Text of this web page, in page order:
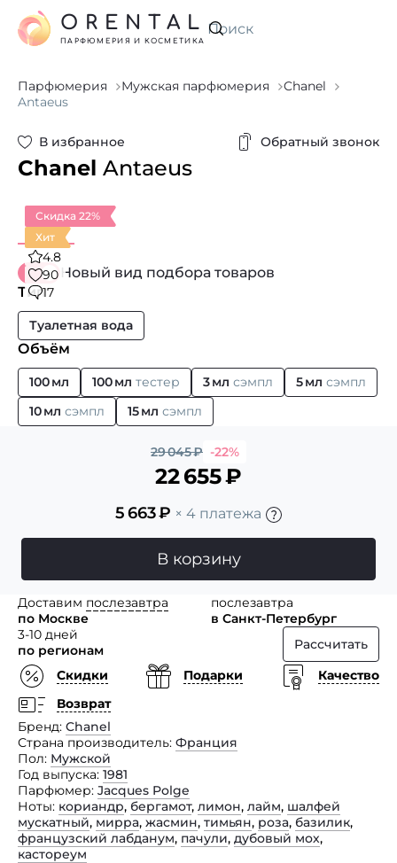
Искать
ORENTAL
ПАРФЮМЕРИЯ И КОСМЕТИКА
Парфюмерия Мужская парфюмерия
Chanel
Antaeus
В избранное Обратный звонок
Chanel Antaeus
Скидка 22%
Хит
4.8
90
17
Новый вид подбора товаров
Тип
Туалетная вода
Объём
100 мл 100 мл тестер 3 мл сэмпл 5 мл сэмпл
10 мл сэмпл 15 мл сэмпл
29 045₽ -22%
22 655₽
5 663₽ × 4 платежа
В корзину
Доставим послезавтра
по Москве
послезавтра
в Санкт-Петербург
3-10 дней
по регионам
Рассчитать
Скидки
Подарки
Качество
Возврат
Бренд Chanel
Страна производитель Франция
Пол Мужской
Год выпуска 1981
Парфюмер Jacques Polge
Ноты кориандр, бергамот, лимон, лайм, шалфей
мускатный, мирра, жасмин, тимьян, роза, базилик,
французский лабданум, пачули, дубовый мох,
кастореум